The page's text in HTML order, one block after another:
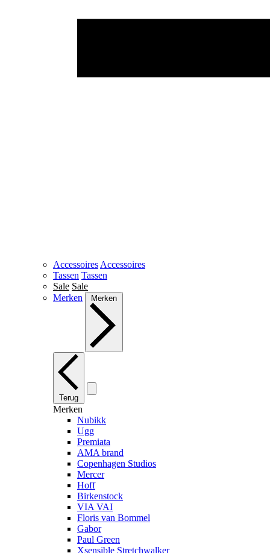
Accessoires Accessoires
Tassen Tassen
Sale Sale
Merken
Merken
Terug
Merken
Nubikk
Ugg
Premiata
AMA brand
Copenhagen Studios
Mercer
Hoff
Birkenstock
VIA VAI
Floris van Bommel
Gabor
Paul Green
Xsensible Stretchwalker